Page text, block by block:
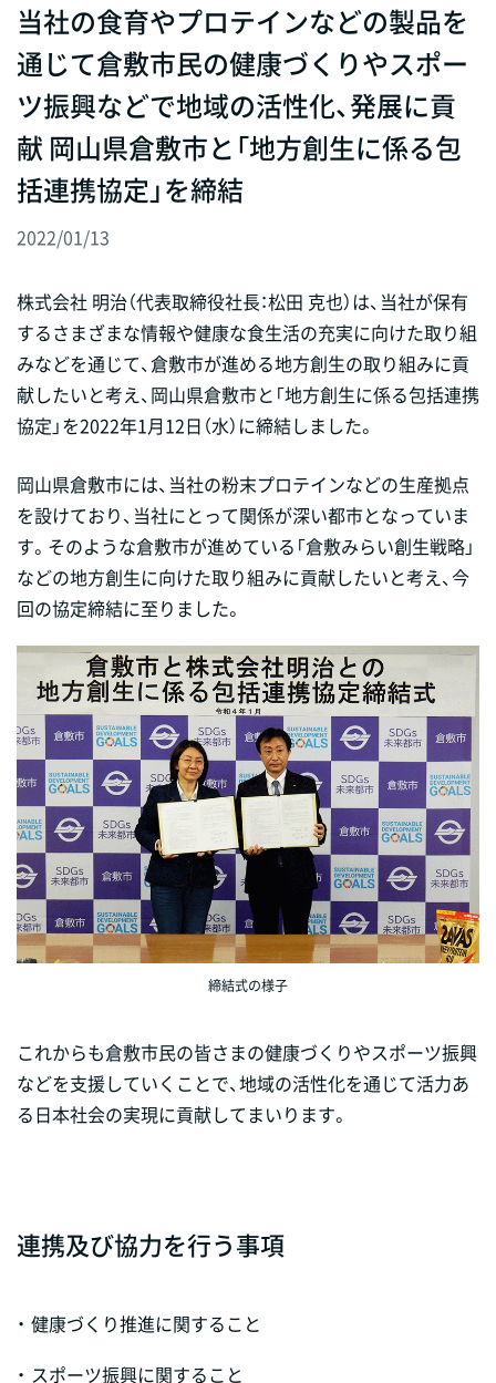
当社の食育やプロテインなどの製品を
通じて倉敷市民の健康づくりやスポー
ツ振興などで地域の活性化、発展に貢
献 岡山県倉敷市と「地方創生に係る包
括連携協定」を締結
2022/01/13
株式会社 明治（代表取締役社長：松田 克也）は、当社が保有
するさまざまな情報や健康な食生活の充実に向けた取り組
みなどを通じて、倉敷市が進める地方創生の取り組みに貢
献したいと考え、岡山県倉敷市と「地方創生に係る包括連携
協定」を2022年1月12日（水）に締結しました。
岡山県倉敷市には、当社の粉末プロテインなどの生産拠点
を設けており、当社にとって関係が深い都市となっていま
す。そのような倉敷市が進めている「倉敷みらい創生戦略」
などの地方創生に向けた取り組みに貢献したいと考え、今
回の協定締結に至りました。
締結式の様子
これからも倉敷市民の皆さまの健康づくりやスポーツ振興
などを支援していくことで、地域の活性化を通じて活力あ
る日本社会の実現に貢献してまいります。
連携及び協力を行う事項
・ 健康づくり推進に関すること
・ スポーツ振興に関すること